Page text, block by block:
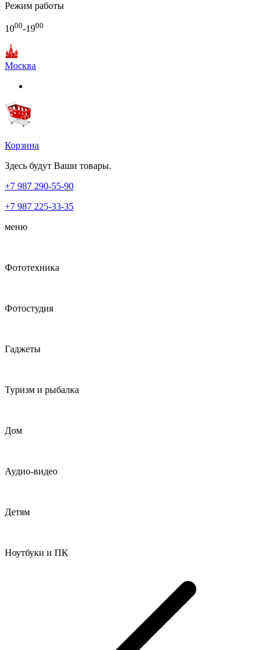
Режим работы
1000-1900
Москва
Корзина
Здесь будут Ваши товары.
+7 987 290-55-90
+7 987 225-33-35
меню
Фототехника
Фотостудия
Гаджеты
Туризм и рыбалка
Дом
Аудио-видео
Детям
Ноутбуки и ПК